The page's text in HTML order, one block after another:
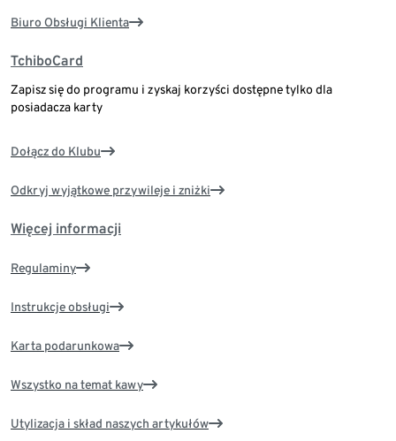
Biuro Obsługi Klienta
TchiboCard
Zapisz się do programu i zyskaj korzyści dostępne tylko dla
posiadacza karty
Dołącz do Klubu
Odkryj wyjątkowe przywileje i zniżki
Więcej informacji
Regulaminy
Instrukcje obsługi
Karta podarunkowa
Wszystko na temat kawy
Utylizacja i skład naszych artykułów